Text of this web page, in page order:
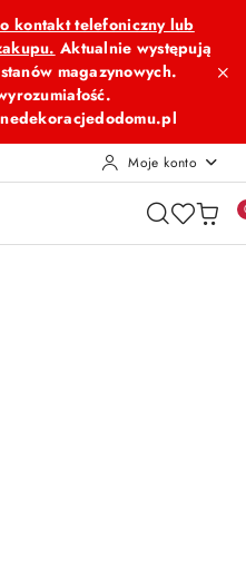
kontakt telefoniczny lub
Aktualnie występują
magazynowych.
Moje konto